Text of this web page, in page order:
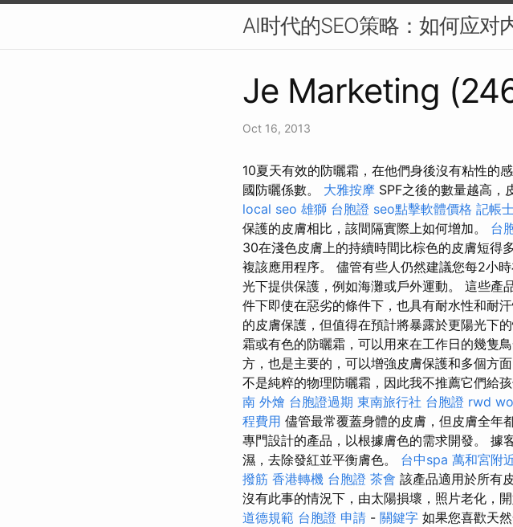
AI时代的SEO策略：如何应对
Je Marketing
Oct 16, 2013
10夏天有效的防曬霜，在他們身後沒有粘性的
國防曬係數。 大雅按摩 SPF之後的數量越高，
local seo 雄獅 台胞證 seo點擊軟體價格 記帳
保護的皮膚相比，該間隔實際上如何增加。 台
30在淺色皮膚上的持續時間比棕色的皮膚短得
複該應用程序。 儘管有些人仍然建議您每2小
光下提供保護，例如海灘或戶外運動。 這些產
件下即使在惡劣的條件下，也具有耐水性和耐
的皮膚保護，但值得在預計將暴露於更陽光下
霜或有色的防曬霜，可以用來在工作日的幾隻
方，也是主要的，可以增強皮膚保護和多個方
不是純粹的物理防曬霜，因此我不推薦它們給
南 外燴 台胞證過期 東南旅行社 台胞證 rwd
程費用 儘管最常覆蓋身體的皮膚，但皮膚全年
專門設計的產品，以根據膚色的需求開發。 據
濕，去除發紅並平衡膚色。 台中spa 萬和宮附
撥筋 香港轉機 台胞證 茶會 該產品適用於所有
沒有此事的情況下，由太陽損壞，照片老化，
道德規範 台胞證 申請 - 關鍵字 如果您喜歡天